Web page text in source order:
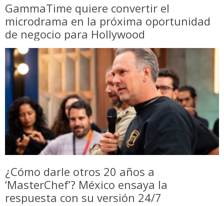
GammaTime quiere convertir el
microdrama en la próxima oportunidad
de negocio para Hollywood
¿Cómo darle otros 20 años a
‘MasterChef’? México ensaya la
respuesta con su versión 24/7